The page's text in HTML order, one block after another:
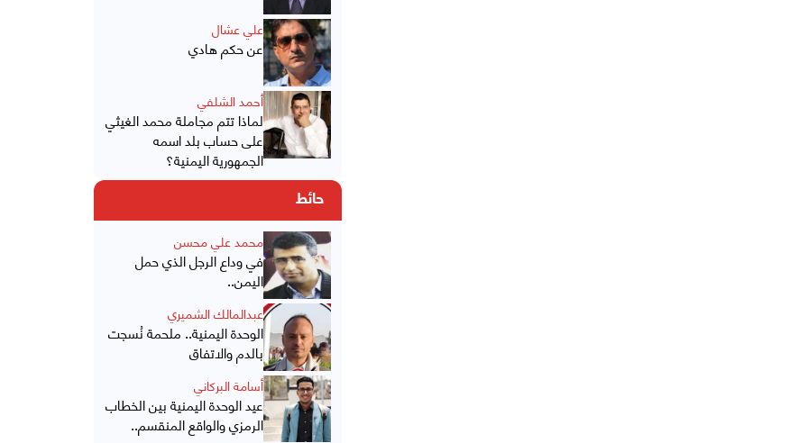
علي عشال
عن حكم هادي
أحمد الشلفي
لماذا تتم مجاملة محمد الغيثي
على حساب بلد اسمه
الجمهورية اليمنية؟
حائط
محمد علي محسن
في وداع الرجل الذي حمل
اليمن..
عبدالمالك الشميري
الوحدة اليمنية.. ملحمة نُسجت
بالدم والاتفاق
أسامة البركاني
عيد الوحدة اليمنية بين الخطاب
الرمزي والواقع المنقسم..